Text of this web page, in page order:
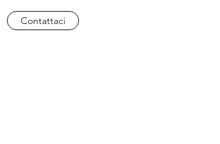
Contattaci